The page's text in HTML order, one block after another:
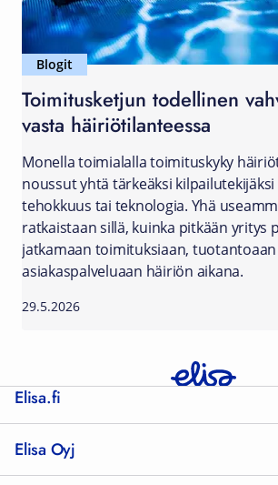
Blogit
Toimitusketjun todellinen
vasta häiriötilanteessa
Monella toimialalla toimituskyky
noussut yhtä tärkeäksi
tehokkuus tai teknologia. Yhä
ratkaistaan sillä, kuinka pitkään yritys
jatkamaan toimituksiaan, tuotantoaan
asiakaspalveluaan häiriön aikana.
29.5.2026
Elisa.fi
Elisa Oyj